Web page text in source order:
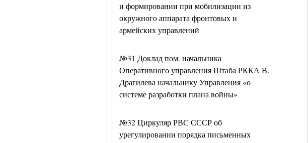
и формировании при мобилизации из
окружного аппарата фронтовых и
армейских управлений
№31 Доклад пом. начальника
Оперативного управления Штаба РККА В.
Драгилева начальнику Управления «о
системе разработки плана войны»
№32 Циркуляр РВС СССР об
урегулировании порядка письменных